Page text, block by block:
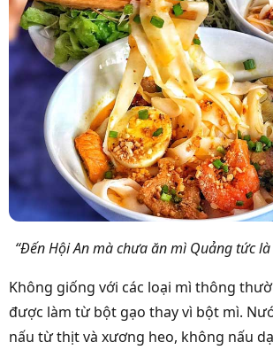
“Đến Hội An mà chưa ăn mì Quảng tức
Không giống với các loại mì thông
được làm từ bột gạo thay vì bột mì.
nấu từ thịt và xương heo, không nấu